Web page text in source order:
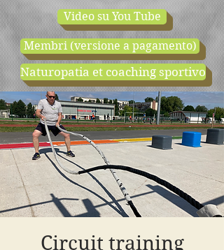
Video su You Tube
Membri (versione a pagamento)
Naturopatia et coaching sportivo
cours d'essai negozio
Circuit training